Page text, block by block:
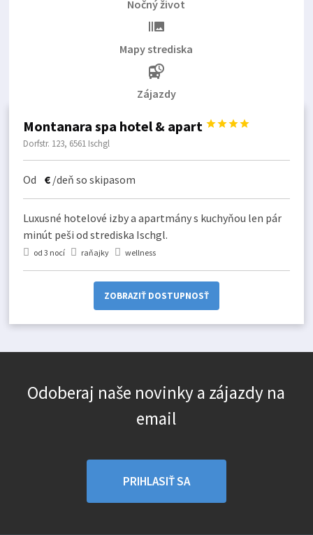
Nočný život
burst_mode
Mapy strediska
departure_board
Zájazdy
Montanara spa hotel & apart 



Dorfstr. 123, 6561 Ischgl
Od € /deň so skipasom
Luxusné hotelové izby a apartmány s kuchyňou len pár
minút peši od strediska Ischgl.
od 3 nocí raňajky wellness
ZOBRAZIŤ DOSTUPNOSŤ
Odoberaj naše novinky a zájazdy na
email
PRIHLASIŤ SA